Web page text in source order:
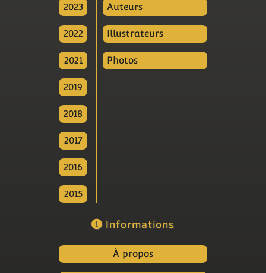
2023
2022
2021
2019
2018
2017
2016
2015
Auteurs
Illustrateurs
Photos
Informations
À propos